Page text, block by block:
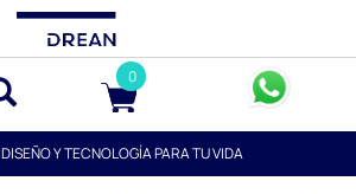
0
DISEÑO Y TECNOLOGÍA PARA TU VIDA